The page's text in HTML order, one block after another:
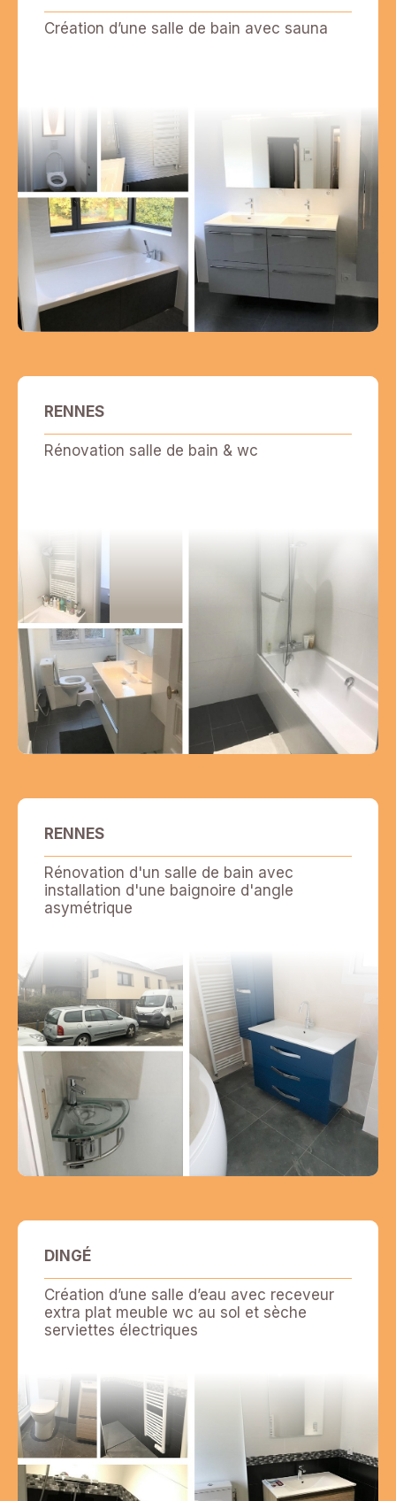
Création d’une salle de bain avec sauna
RENNES
Rénovation salle de bain & wc
RENNES
Rénovation d'un salle de bain avec
installation d'une baignoire d'angle
asymétrique
DINGÉ
Création d’une salle d’eau avec receveur
extra plat meuble wc au sol et sèche
serviettes électriques